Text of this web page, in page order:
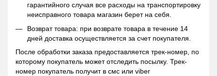
гарантийного случая все расходы на транспортировку
неисправного товара магазин берет на себя.
Возврат товара: при возврате товара в течение 14
дней доставка осуществляется за счет покупателя.
После обработки заказа предоставляется трек-номер, по
которому покупатель может отследить посылку. Трек-
номер покупатель получит в смс или viber